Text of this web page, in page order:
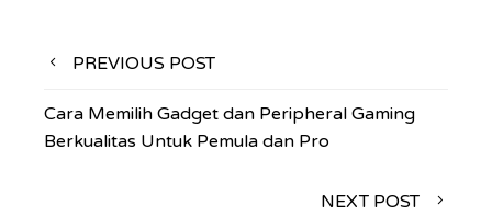
Navigasi
pos
PREVIOUS POST
Cara Memilih Gadget dan Peripheral Gaming
Berkualitas Untuk Pemula dan Pro
NEXT POST